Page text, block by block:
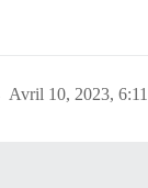
Avril 10, 2023, 6:11